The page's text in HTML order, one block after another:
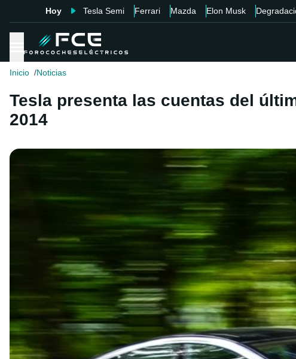
Hoy Tesla Semi Ferrari Mazda Elon Musk
Inicio Noticias
Tesla presenta las cuentas del
2014